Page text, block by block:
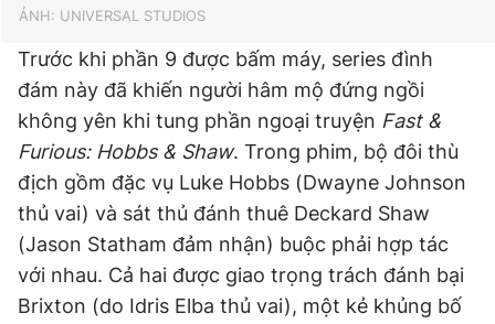
ẢNH: UNIVERSAL STUDIOS
Trước khi phần 9 được bấm máy, series đình
đám này đã khiến người hâm mộ đứng ngồi
không yên khi tung phần ngoại truyện Fast &
Furious: Hobbs & Shaw. Trong phim, bộ đôi thù
địch gồm đặc vụ Luke Hobbs (Dwayne Johnson
thủ vai) và sát thủ đánh thuê Deckard Shaw
(Jason Statham đảm nhận) buộc phải hợp tác
với nhau. Cả hai được giao trọng trách đánh bại
Brixton (do Idris Elba thủ vai), một kẻ khủng bố